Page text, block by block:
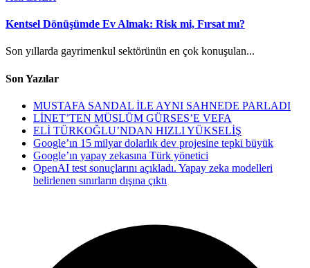
Kentsel Dönüşümde Ev Almak: Risk mi, Fırsat mı?
Son yıllarda gayrimenkul sektörünün en çok konuşulan...
Son Yazılar
MUSTAFA SANDAL İLE AYNI SAHNEDE PARLADI
LİNET’TEN MÜSLÜM GÜRSES’E VEFA
ELİ TÜRKOĞLU’NDAN HIZLI YÜKSELİŞ
Google’ın 15 milyar dolarlık dev projesine tepki büyük
Google’ın yapay zekasına Türk yönetici
OpenAI test sonuçlarını açıkladı. Yapay zeka modelleri
belirlenen sınırların dışına çıktı